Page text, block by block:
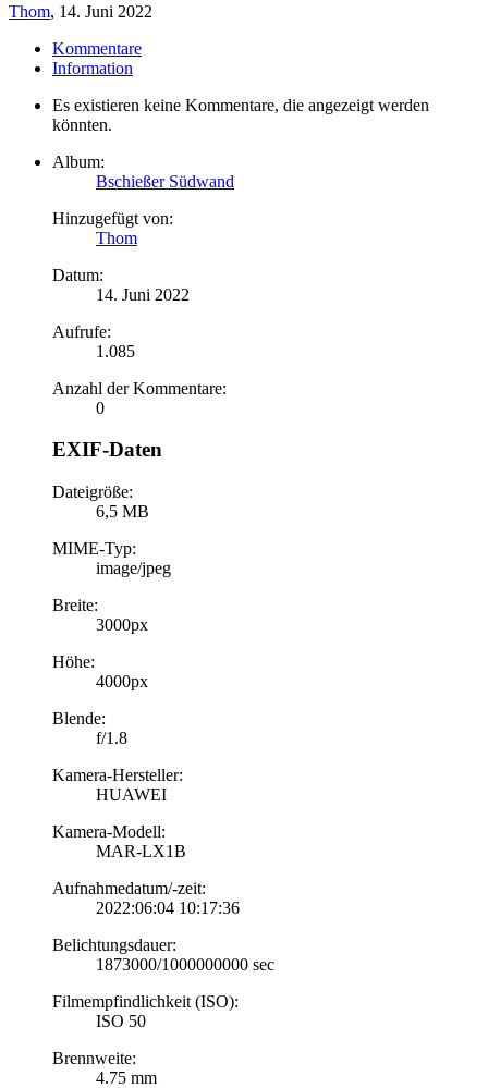
Thom, 14. Juni 2022
Kommentare
Information
Es existieren keine Kommentare, die angezeigt werden
könnten.
Album:
Bschießer Südwand
Hinzugefügt von:
Thom
Datum:
14. Juni 2022
Aufrufe:
1.085
Anzahl der Kommentare:
0
EXIF-Daten
Dateigröße:
6,5 MB
MIME-Typ:
image/jpeg
Breite:
3000px
Höhe:
4000px
Blende:
f/1.8
Kamera-Hersteller:
HUAWEI
Kamera-Modell:
MAR-LX1B
Aufnahmedatum/-zeit:
2022:06:04 10:17:36
Belichtungsdauer:
1873000/1000000000 sec
Filmempfindlichkeit (ISO):
ISO 50
Brennweite:
4.75 mm